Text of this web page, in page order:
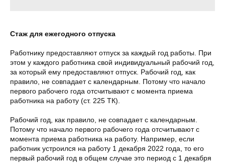
Стаж для ежегодного отпуска
Работнику предоставляют отпуск за каждый год работы. При
этом у каждого работника свой индивидуальный рабочий год,
за который ему предоставляют отпуск. Рабочий год, как
правило, не совпадает с календарным. Потому что начало
первого рабочего года отсчитывают с момента приема
работника на работу (ст. 225 ТК).
Рабочий год, как правило, не совпадает с календарным.
Потому что начало первого рабочего года отсчитывают с
момента приема работника на работу. Например, если
работник устроился на работу 1 декабря 2022 года, то его
первый рабочий год в общем случае это период с 1 декабря